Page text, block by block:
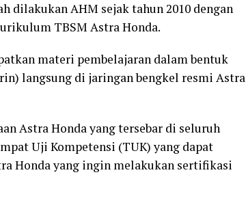
dilakukan AHM sejak tahun 2010 dengan
TBSM Astra Honda.
materi pembelajaran dalam bentuk
langsung di jaringan bengkel resmi Astra
Astra Honda yang tersebar di seluruh
Uji Kompetensi (TUK) yang dapat
Honda yang ingin melakukan sertifikasi